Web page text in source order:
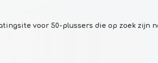
voor 50-plussers die op zoek zijn